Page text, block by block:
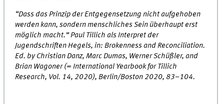
“Dass das Prinzip der Entgegensetzung nicht aufgehoben
werden kann, sondern menschliches Sein überhaupt erst
möglich macht.” Paul Tillich als Interpret der
Jugendschriften Hegels, in: Brokenness and Reconciliation.
Ed. by Christian Danz, Marc Dumas, Werner Schüßler, and
Brian Wagoner (= International Yearbook for Tillich
Research, Vol. 14, 2020), Berlin/Boston 2020, 83–104.